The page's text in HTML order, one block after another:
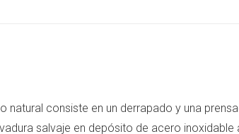
natural consiste en un derrapado y una
salvaje en depósito de acero